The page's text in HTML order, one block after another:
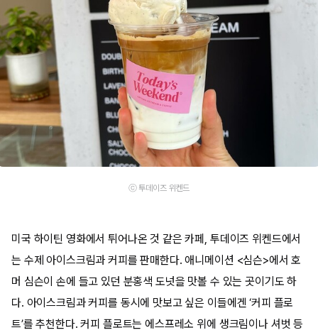
ⓒ 투데이즈 위켄드
미국 하이틴 영화에서 튀어나온 것 같은 카페, 투데이즈 위켄드에서
는 수제 아이스크림과 커피를 판매한다. 애니메이션 <심슨>에서 호
머 심슨이 손에 들고 있던 분홍색 도넛을 맛볼 수 있는 곳이기도 하
다. 아이스크림과 커피를 동시에 맛보고 싶은 이들에겐 ‘커피 플로
트’를 추천한다. 커피 플로트는 에스프레소 위에 생크림이나 셔벗 등